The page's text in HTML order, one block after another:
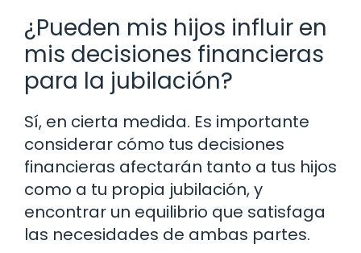
¿Pueden mis hijos influir en
mis decisiones financieras
para la jubilación?
Sí, en cierta medida. Es importante
considerar cómo tus decisiones
financieras afectarán tanto a tus hijos
como a tu propia jubilación, y
encontrar un equilibrio que satisfaga
las necesidades de ambas partes.